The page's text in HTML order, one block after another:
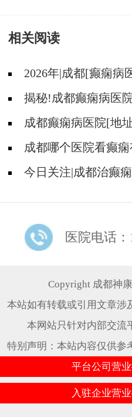
要注意?
相关阅读
2026年|成都[癫痫病
治疗走入误区?
揭秘!成都癫痫病医
癫痫好?
成都癫痫病医院[地
意什么?
成都哪个医院看癫
今日关注|成都治癫
医院电话：
Copyright 成都神
本站如有转载或引用文章涉
本网站只针对内部交流
特别声明：本站内容仅供参
平台公司营
入驻企业营